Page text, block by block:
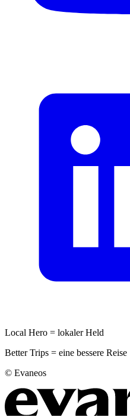
Local Hero = lokaler Held
Better Trips = eine bessere Reise
© Evaneos